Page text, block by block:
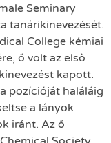
Seminary
tanárikinevezését.
College kémiai
ő volt az első
kapott.
pozícióját haláláig
a lányok
iránt. Az ő